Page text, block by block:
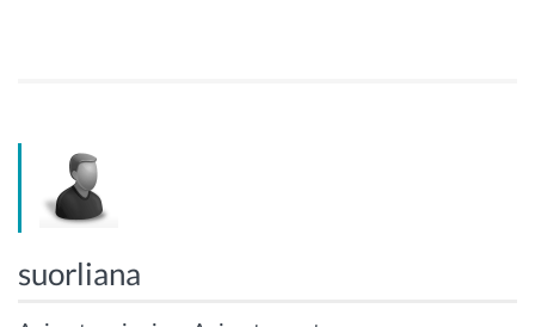
suorliana